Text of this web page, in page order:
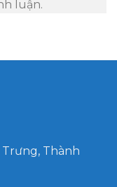
luận.
Trưng, Thành